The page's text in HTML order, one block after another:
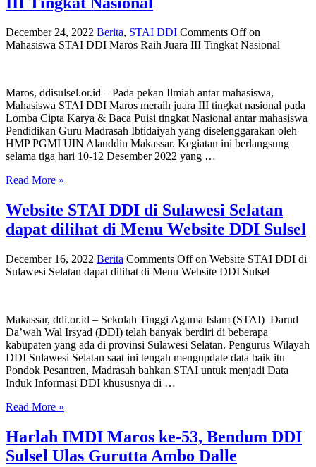
December 24, 2022 Berita, STAI DDI Comments Offon
Mahasiswa STAI DDI Maros Raih Juara III Tingkat Nasional
Maros, ddisulsel.or.id – Pada pekan Ilmiah antar mahasiswa,
Mahasiswa STAI DDI Maros meraih juara III tingkat nasional pada
Lomba Cipta Karya & Baca Puisi tingkat Nasional antar mahasiswa
Pendidikan Guru Madrasah Ibtidaiyah yang diselenggarakan oleh
HMP PGMI UIN Alauddin Makassar. Kegiatan ini berlangsung
selama tiga hari 10-12 Desember 2022 yang …
Read More »
Website STAI DDI di Sulawesi Selatan
dapat dilihat di Menu Website DDI Sulsel
December 16, 2022 Berita Comments Offon Website STAI DDI di
Sulawesi Selatan dapat dilihat di Menu Website DDI Sulsel
Makassar, ddi.or.id – Sekolah Tinggi Agama Islam (STAI) Darud
Da’wah Wal Irsyad (DDI) telah banyak berdiri di beberapa
kabupaten yang ada di provinsi Sulawesi Selatan. Pengurus Wilayah
DDI Sulawesi Selatan saat ini tengah mengupdate data baik itu
Pondok Pesantren, Madrasah bahkan STAI untuk menjadi Data
Induk Informasi DDI khususnya di …
Read More »
Harlah IMDI Maros ke-53, Bendum DDI
Sulsel Ulas Gurutta Ambo Dalle